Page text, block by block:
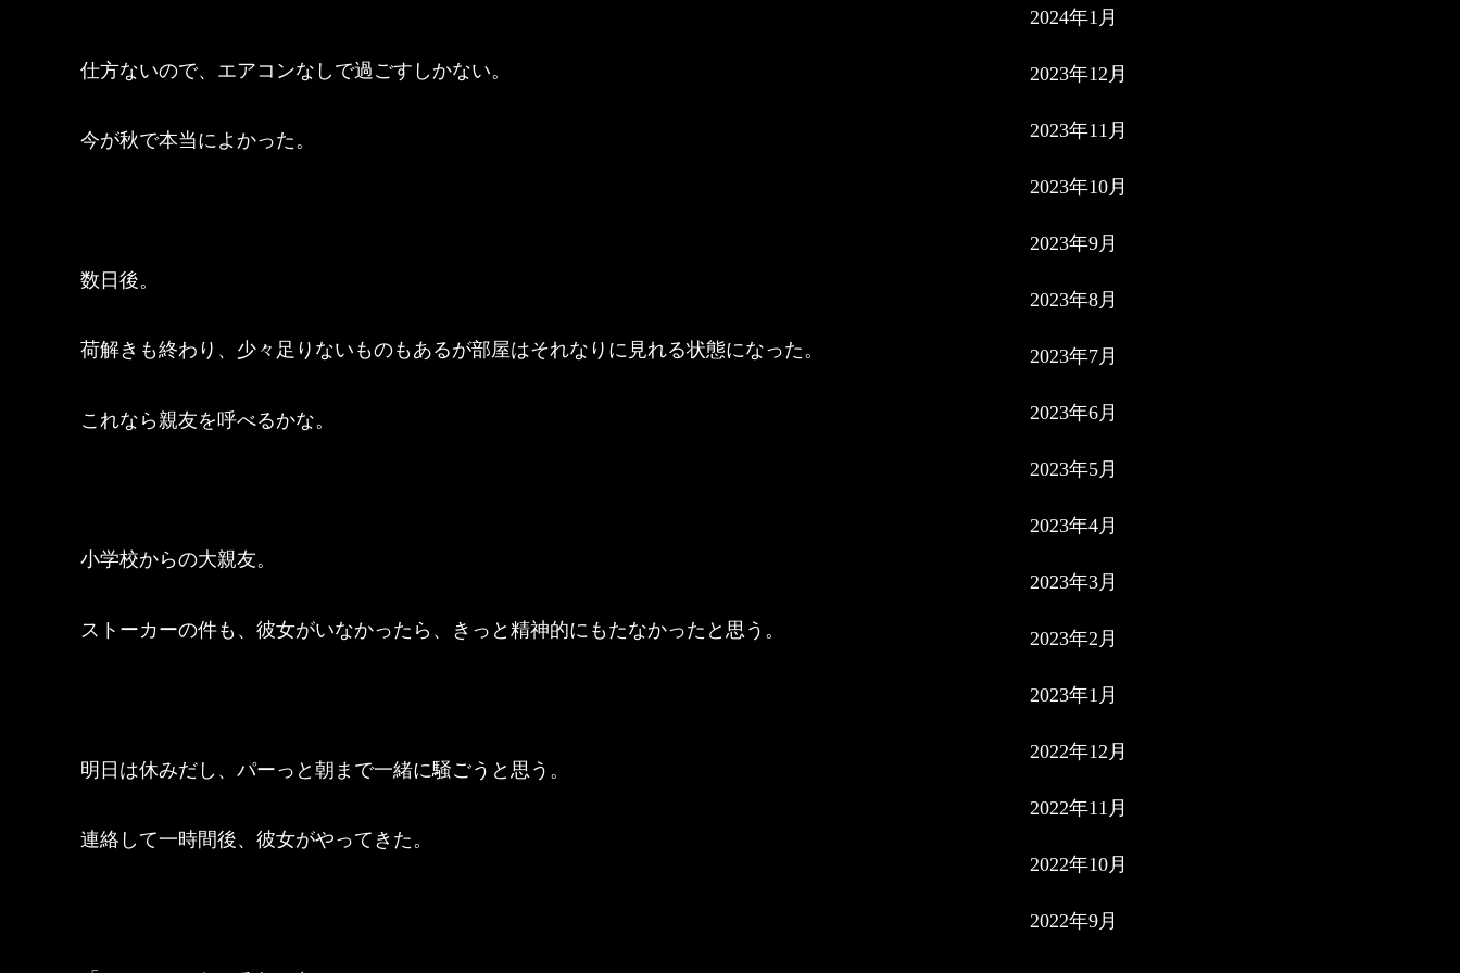
仕方ないので、エアコンなしで過ごすしかない。
今が秋で本当によかった。
数日後。
荷解きも終わり、少々足りないものもあるが部屋はそれなりに見れる状態になった。
これなら親友を呼べるかな。
小学校からの大親友。
ストーカーの件も、彼女がいなかったら、きっと精神的にもたなかったと思う。
明日は休みだし、パーっと朝まで一緒に騒ごうと思う。
連絡して一時間後、彼女がやってきた。
2024年1月
2023年12月
2023年11月
2023年10月
2023年9月
2023年8月
2023年7月
2023年6月
2023年5月
2023年4月
2023年3月
2023年2月
2023年1月
2022年12月
2022年11月
2022年10月
2022年9月